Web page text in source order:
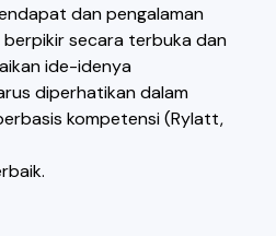
dan pengalaman
berpikir secara terbuka dan
ide-idenya
diperhatikan dalam
kompetensi (Rylatt,